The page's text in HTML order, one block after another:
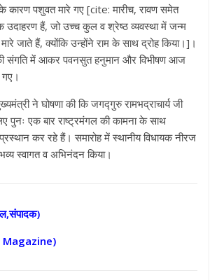
कारण पशुवत मारे गए [cite: मारीच, रावण समेत
हैं, जो उच्च कुल व श्रेष्ठ व्यवस्था में जन्म
जाते हैं, क्योंकि उन्होंने राम के साथ द्रोह किया।]।
संगति में आकर पवनसुत हनुमान और विभीषण आज
गए।
ने घोषणा की कि जगद्गुरु रामभद्राचार्य जी
पुनः एक बार राष्ट्रमंगल की कामना के साथ
प्रस्थान कर रहे हैं। समारोह में स्थानीय विधायक नीरज
स्वागत व अभिनंदन किया।